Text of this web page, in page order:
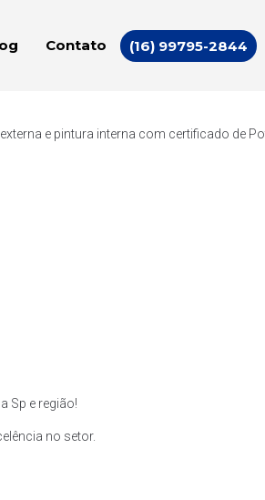
Contato (16) 99795-2844
e pintura interna com certificado de
Sp e região!
no setor.